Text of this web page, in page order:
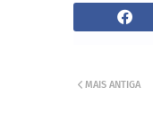
MAIS ANTIGA